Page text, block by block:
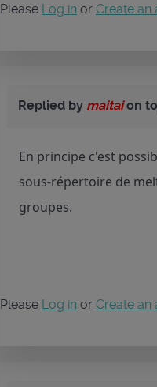
Please Log in or Create an
Replied by maitaion
En principe c'est
sous-répertoire de
groupes.
Please Log in or Create an